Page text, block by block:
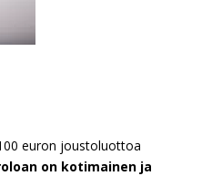
euron joustoluottoa
on kotimainen ja